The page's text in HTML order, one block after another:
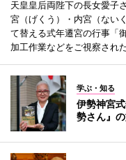
天皇皇后両陛下の長女愛子
宮（げくう）・内宮（ない
て替える式年遷宮の行事「
加工作業などをご視察された
学ぶ・知る
伊勢神宮
勢さん』